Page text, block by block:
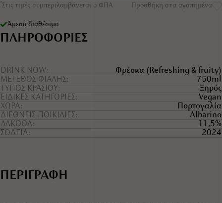
*Στις τιμές συμπεριλαμβάνεται ο ΦΠΑ Προσθήκη στα αγαπημένα
Άμεσα διαθέσιμο
ΠΛΗΡΟΦΟΡΙΕΣ
DRINK NOW
Φρέσκα (Refreshing & fruity)
ΜΕΓΕΘΟΣ ΦΙΑΛΗΣ
750ml
ΤYΠΟΣ ΚΡΑΣΙΟY
Ξηρός
ΕΙΔΙΚΕΣ ΚΑΤΗΓΟΡΙΕΣ
Vegan
ΧΩΡΑ
Πορτογαλία
ΔΙΕΘΝΕΙΣ ΠΟΙΚΙΛΙΕΣ
Albarino
ΑΛΚΟΟΛ
11,5%
ΣΟΔΕΙΑ
2024
ΠΕΡΙΓΡΑΦΗ